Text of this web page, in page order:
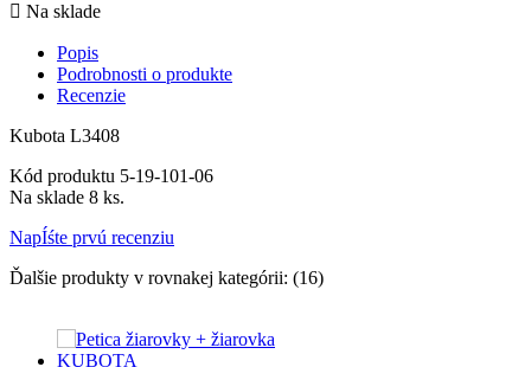
 Na sklade
Popis
Podrobnosti o produkte
Recenzie
Kubota L3408
Kód produktu 5-19-101-06
Na sklade 8 ks.
NapÍśte prvú recenziu
Ďalšie produkty v rovnakej kategórii: (16)